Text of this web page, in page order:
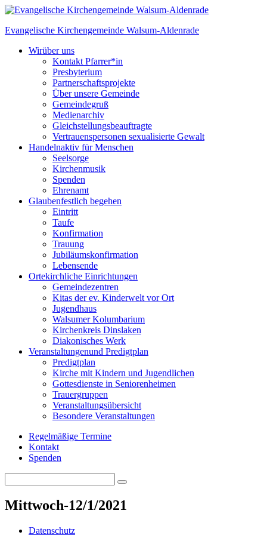
Skip
content
Evangelische Kirchengemeinde Walsum-Aldenrade
Wirüber uns
Kontakt Pfarrer*in
Presbyterium
Partnerschaftsprojekte
Über unsere Gemeinde
Gemeindegruß
Medienarchiv
Gleichstellungs­beauftragte
Vertrauenspersonen sexualisierte Gewalt
Handelnaktiv für Menschen
Seelsorge
Kirchenmusik
Spenden
Ehrenamt
Glaubenfestlich begehen
Eintritt
Taufe
Konfirmation
Trauung
Jubiläumskonfirmation
Lebensende
Ortekirchliche Einrichtungen
Gemeindezentren
Kitas der ev. Kinderwelt vor Ort
Jugendhaus
Walsumer Kolumbarium
Kirchenkreis Dinslaken
Diakonisches Werk
Veranstaltungenund Predigtplan
Predigtplan
Kirche mit Kindern und Jugendlichen
Gottesdienste in Seniorenheimen
Trauergruppen
Veranstaltungsübersicht
Besondere Veranstaltungen
Regelmäßige Termine
Kontakt
Spenden
for:
Search
Mittwoch-12/1/2021
Datenschutz